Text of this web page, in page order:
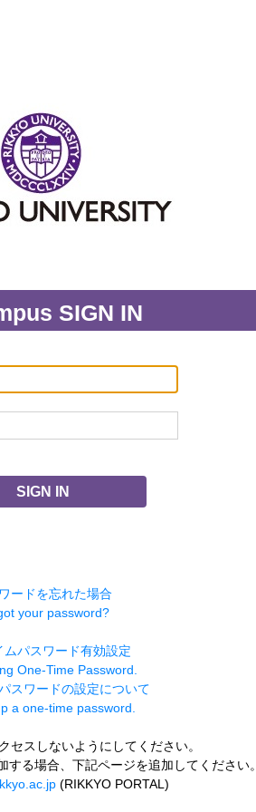
SIGN IN
SIGN IN
ードを忘れた場合
your password?
ムパスワード有効設定
One-Time Password.
スワードの設定について
a one-time password.
セスしないようにしてください。
る場合、下記ページを追加してください。
(RIKKYO PORTAL)